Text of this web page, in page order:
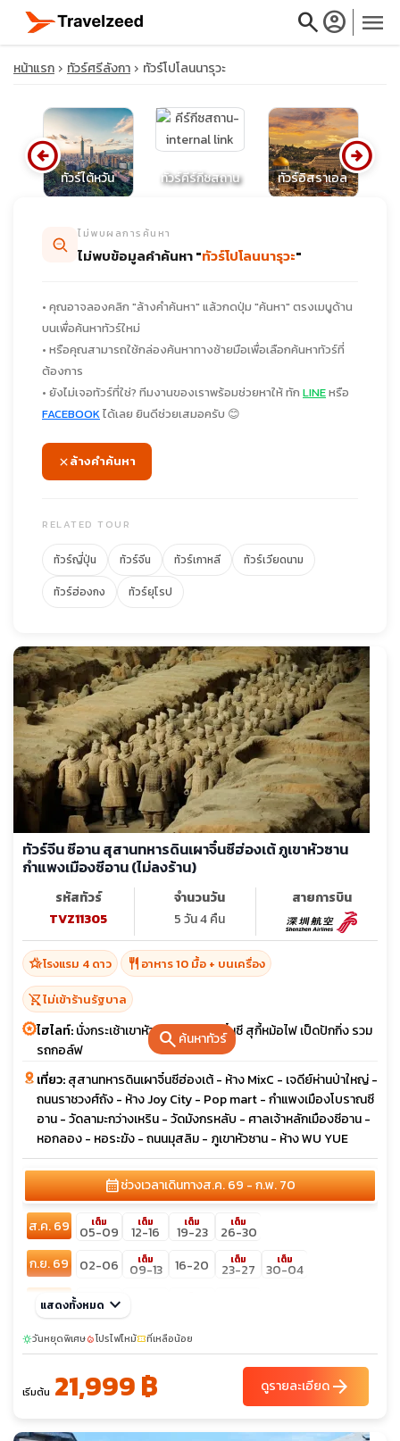
searchaccount_circle menu
close
search
หน้าแรก ทัวร์ศรีลังกา ทัวร์โปโลนนารุวะ
ทัวร์ไต้หวัน ทัวร์คีร์กีซสถาน ทัวร์อิสราเอล
arrow_circle_left arrow_circle_right
searchค้นหาทัวร์
ไม่พบผลการค้นหา
ไม่พบข้อมูลคำค้นหา "ทัวร์โปโลนนารุวะ"
• คุณอาจลองคลิก "ล้างคำค้นหา" แล้วกดปุ่ม "ค้นหา" ตรงเมนูด้าน
บนเพื่อค้นหาทัวร์ใหม่
• หรือคุณสามารถใช้กล่องค้นหาทางซ้ายมือเพื่อเลือกค้นหาทัวร์ที่
ต้องการ
• ยังไม่เจอทัวร์ที่ใช่? ทีมงานของเราพร้อมช่วยหาให้ ทัก LINEหรือ
FACEBOOKได้เลย ยินดีช่วยเสมอครับ 😊
ล้างคำค้นหา
RELATED TOUR
ทัวร์ญี่ปุ่น ทัวร์จีน ทัวร์เกาหลี
ทัวร์เวียดนาม
ทัวร์ฮ่องกง
ทัวร์ยุโรป
ทัวร์จีน ซีอาน สุสานทหารดินเผาจิ๋นซีฮ่องเต้ ภูเขาหัวซาน
กำแพงเมืองซีอาน (ไม่ลงร้าน)
รหัสทัวร์
TVZ11305
จำนวนวัน
5 วัน 4 คืน
สายการบิน
hotel_classโรงแรม 4 ดาว restaurant อาหาร 10 มื้อ + บนเครื่อง
shopping_cart_offไม่เข้าร้านรัฐบาล
ไฮไลท์:นั่งกระเช้าเขาหัวซาน ชมสุสานจิ๋นซี สุกี้หม้อไฟ เป็ดปักกิ่ง รวม
รถกอล์ฟ
เที่ยว:สุสานทหารดินเผาจิ๋นซีฮ่องเต้ - ห้าง MixC - เจดีย์ห่านป่าใหญ่ -
ถนนราชวงศ์ถัง - ห้าง Joy City - Pop mart - กำแพงเมืองโบราณซี
อาน - วัดลามะกว่างเหริน - วัดมังกรหลับ - ศาลเจ้าหลักเมืองซีอาน -
หอกลอง - หอระฆัง - ถนนมุสลิม - ภูเขาหัวซาน - ห้าง WU YUE
calendar_monthช่วงเวลาเดินทางส.ค. 69 - ก.พ. 70
ส.ค. 69 เต็ม
05-09
เต็ม
12-16
เต็ม
19-23
เต็ม
26-30
ก.ย. 69
02-06 เต็ม
09-13 16-20 เต็ม
23-27
เต็ม
30-04
ต.ค. 69
07-11
พ.ย. 69
เต็ม
04-08 11-15 เต็ม
18-22
ธ.ค. 69
02-06 09-13
30-03
เต็ม
แสดงทั้งหมด keyboard_arrow_down
sunnyวันหยุดพิเศษlocal_fire_departmentโปรไฟไหม้confirmation_numberที่เหลือน้อย
เริ่มต้น 21,999 ฿ ดูรายละเอียดarrow_forward